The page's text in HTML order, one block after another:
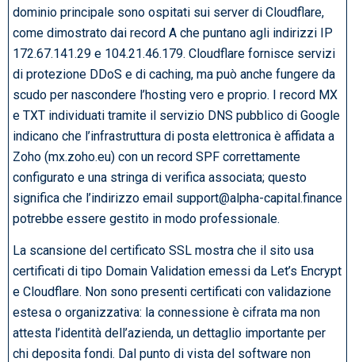
dominio principale sono ospitati sui server di Cloudflare,
come dimostrato dai record A che puntano agli indirizzi IP
172.67.141.29 e 104.21.46.179. Cloudflare fornisce servizi
di protezione DDoS e di caching, ma può anche fungere da
scudo per nascondere l’hosting vero e proprio. I record MX
e TXT individuati tramite il servizio DNS pubblico di Google
indicano che l’infrastruttura di posta elettronica è affidata a
Zoho (mx.zoho.eu) con un record SPF correttamente
configurato e una stringa di verifica associata; questo
significa che l’indirizzo email support@alpha-capital.finance
potrebbe essere gestito in modo professionale.
La scansione del certificato SSL mostra che il sito usa
certificati di tipo Domain Validation emessi da Let’s Encrypt
e Cloudflare. Non sono presenti certificati con validazione
estesa o organizzativa: la connessione è cifrata ma non
attesta l’identità dell’azienda, un dettaglio importante per
chi deposita fondi. Dal punto di vista del software non